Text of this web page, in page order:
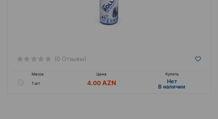
(0 Отзывы)
Масса Цена
Купить
1 шт
4.00 Hет
B наличии